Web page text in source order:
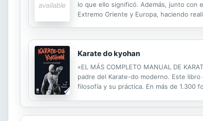
lo que ello significó. Además, junto con
Extremo Oriente y Europa, haciendo
Karate do kyohan
«EL MÁS COMPLETO MANUAL DE
padre del Karate-do moderno. Este
filosofía y su práctica. En más de 1.300